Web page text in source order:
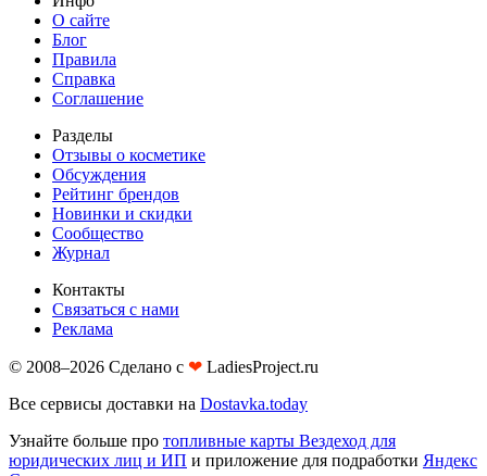
О сайте
Блог
Правила
Справка
Соглашение
Разделы
Отзывы о косметике
Обсуждения
Рейтинг брендов
Новинки и скидки
Сообщество
Журнал
Контакты
Связаться с нами
Реклама
© 2008–2026 Сделано с ❤︎ LadiesProject.ru
Все сервисы доставки на Dostavka.today
Узнайте больше про топливные карты Вездеход для
юридических лиц и ИП и приложение для подработки Яндекс